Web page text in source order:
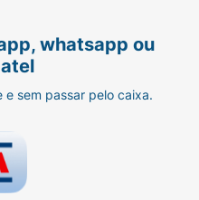
whatsapp ou
e sem passar pelo caixa.